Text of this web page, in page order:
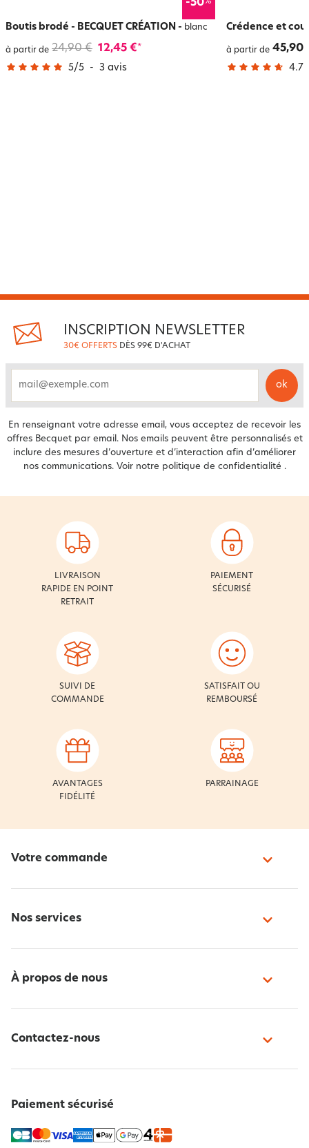
-50
Boutis brodé - BECQUET CRÉATION - blanc
à partir de 24,90 € 12,45 €*
5/5 - 3 avis
Crédence et
à partir de 45,90
4.7
INSCRIPTION NEWSLETTER
30€ OFFERTS DÈS 99€ D'ACHAT
ok
En renseignant votre adresse email, vous acceptez de recevoir les
offres Becquet par email. Nos emails peuvent être personnalisés et
inclure des mesures d’ouverture et d’interaction afin d’améliorer
nos communications. Voir notre politique de confidentialité .
LIVRAISON
RAPIDE EN POINT
RETRAIT
PAIEMENT
SÉCURISÉ
SUIVI DE
COMMANDE
SATISFAIT OU
REMBOURSÉ
AVANTAGES
FIDÉLITÉ
PARRAINAGE
Votre commande
Nos services
À propos de nous
Contactez-nous
Paiement sécurisé